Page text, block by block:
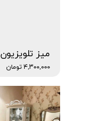
میز تلویزیون
۴,۳۰۰,۰۰۰ تومان